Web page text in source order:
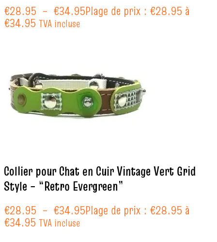
€28.95 – €34.95Plage de prix : €28.95 à
€34.95 TVA incluse
Collier pour Chat en Cuir Vintage Vert Grid
Style – “Retro Evergreen”
€28.95 – €34.95Plage de prix : €28.95 à
€34.95 TVA incluse